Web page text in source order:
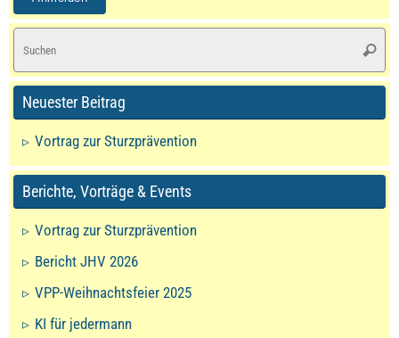
Neuester Beitrag
Vortrag zur Sturzprävention
Berichte, Vorträge & Events
Vortrag zur Sturzprävention
Bericht JHV 2026
VPP-Weihnachtsfeier 2025
KI für jedermann